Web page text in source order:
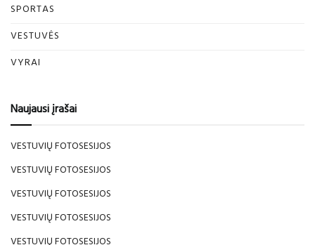
SPORTAS
VESTUVĖS
VYRAI
Naujausi įrašai
VESTUVIŲ FOTOSESIJOS
VESTUVIŲ FOTOSESIJOS
VESTUVIŲ FOTOSESIJOS
VESTUVIŲ FOTOSESIJOS